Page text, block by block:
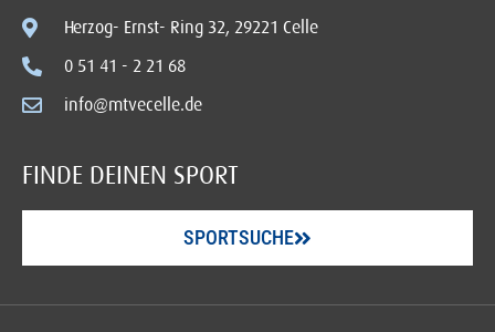
Herzog- Ernst- Ring 32, 29221 Celle
0 51 41 - 2 21 68
info@mtvecelle.de
FINDE DEINEN SPORT
SPORTSUCHE